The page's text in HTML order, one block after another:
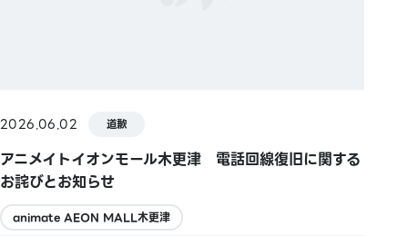
2026.06.02 道歉
アニメイトイオンモール木更津 電話回線復旧に関する
お詫びとお知らせ
animate AEON MALL木更津